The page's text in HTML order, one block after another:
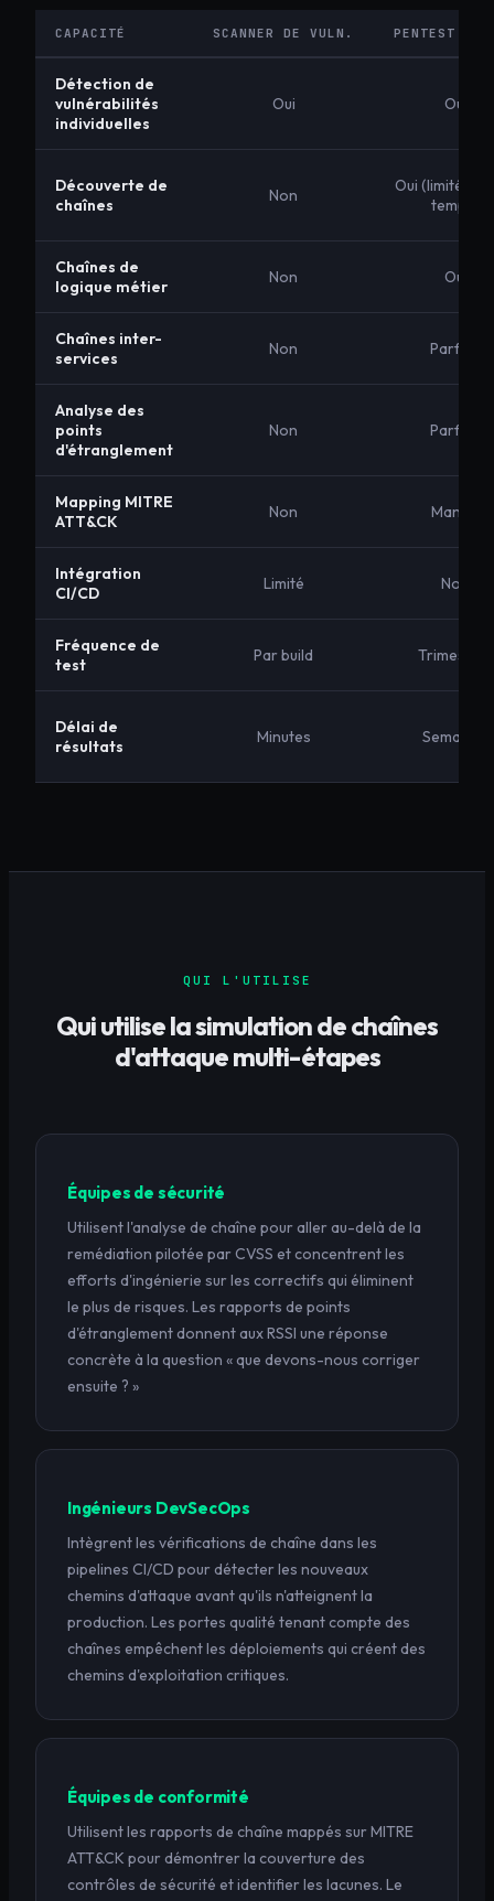
CAPACITÉ SCANNER DE VULN. PENTEST
Détection de
vulnérabilités
individuelles
Oui Oui
Découverte de
chaînes
Non
Oui (limité
temps)
Chaînes de
logique métier
Non Oui
Chaînes inter-
services
Non Parfois
Analyse des
points
d'étranglement
Non Parfois
Mapping MITRE
ATT&CK
Non Manuel
Intégration
CI/CD
Limité Non
Fréquence de
test
Par build Trimestriel
Délai de
résultats
Minutes Semaines
QUI L'UTILISE
Qui utilise la simulation de chaînes
d'attaque multi-étapes
Équipes de sécurité
Utilisent l'analyse de chaîne pour aller au-delà de la
remédiation pilotée par CVSS et concentrent les
efforts d'ingénierie sur les correctifs qui éliminent
le plus de risques. Les rapports de points
d'étranglement donnent aux RSSI une réponse
concrète à la question « que devons-nous corriger
ensuite ? »
Ingénieurs DevSecOps
Intègrent les vérifications de chaîne dans les
pipelines CI/CD pour détecter les nouveaux
chemins d'attaque avant qu'ils n'atteignent la
production. Les portes qualité tenant compte des
chaînes empêchent les déploiements qui créent des
chemins d'exploitation critiques.
Équipes de conformité
Utilisent les rapports de chaîne mappés sur MITRE
ATT&CK pour démontrer la couverture des
contrôles de sécurité et identifier les lacunes. Le